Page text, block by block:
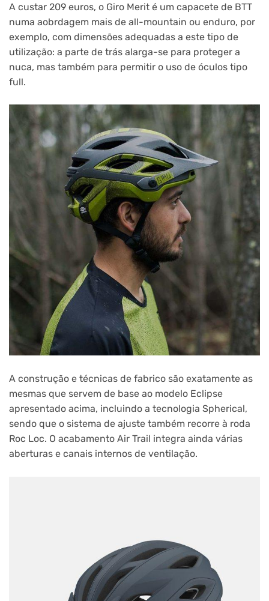
A custar 209 euros, o Giro Merit é um capacete de BTT
numa aobrdagem mais de all-mountain ou enduro, por
exemplo, com dimensões adequadas a este tipo de
utilização: a parte de trás alarga-se para proteger a
nuca, mas também para permitir o uso de óculos tipo
full.
A construção e técnicas de fabrico são exatamente as
mesmas que servem de base ao modelo Eclipse
apresentado acima, incluindo a tecnologia Spherical,
sendo que o sistema de ajuste também recorre à roda
Roc Loc. O acabamento Air Trail integra ainda várias
aberturas e canais internos de ventilação.